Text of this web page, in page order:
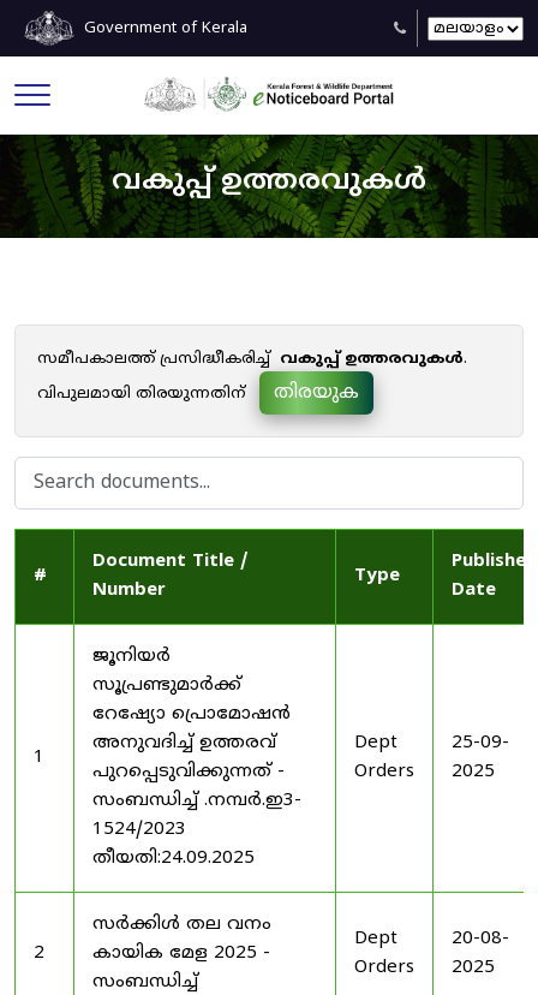
Government of Kerala
വകുപ്പ് ഉത്തരവുകൾ
സമീപകാലത്ത് പ്രസിദ്ധീകരിച്ച് വകുപ്പ് ഉത്തരവുകൾ.
വിപുലമായി തിരയുന്നതിന്
തിരയുക
#
Document Title /
Number
Type
Published
Date
1
ജൂനിയർ
സൂപ്രണ്ടുമാർക്ക്
റേഷ്യോ പ്രൊമോഷൻ
അനുവദിച്ച് ഉത്തരവ്
പുറപ്പെടുവിക്കുന്നത് -
സംബന്ധിച്ച് .നമ്പർ.ഇ3-
1524/2023
തീയതി:24.09.2025
Dept
Orders
25-09-
2025
2
സർക്കിൾ തല വനം
കായിക മേള 2025 -
സംബന്ധിച്ച്
Dept
Orders
20-08-
2025